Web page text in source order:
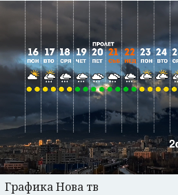
Графика Нова тв